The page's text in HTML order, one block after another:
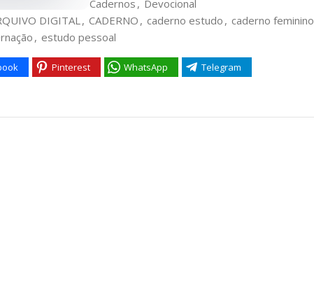
Cadernos , Devocional
DIGITAL, CADERNO , caderno estudo , caderno feminino
, estudo pessoal
Pinterest WhatsApp Telegram